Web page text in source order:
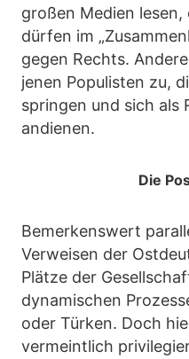
großen Medien
dürfen im
gegen Rechts.
jenen Populisten zu,
springen und sich als
andienen.
Die
Bemerkenswert
Verweisen der
Plätze der
dynamischen
oder Türken. Doch
vermeintlich